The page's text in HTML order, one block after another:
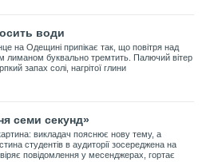
води
на Одещині припікає так, що повітря над
лиманом буквально тремтить. Палючий вітер
запах солі, нагрітої глини
семи секунд»
викладач пояснює нову тему, а
студентів в аудиторії зосереджена на
повідомлення у месенджерах, гортає